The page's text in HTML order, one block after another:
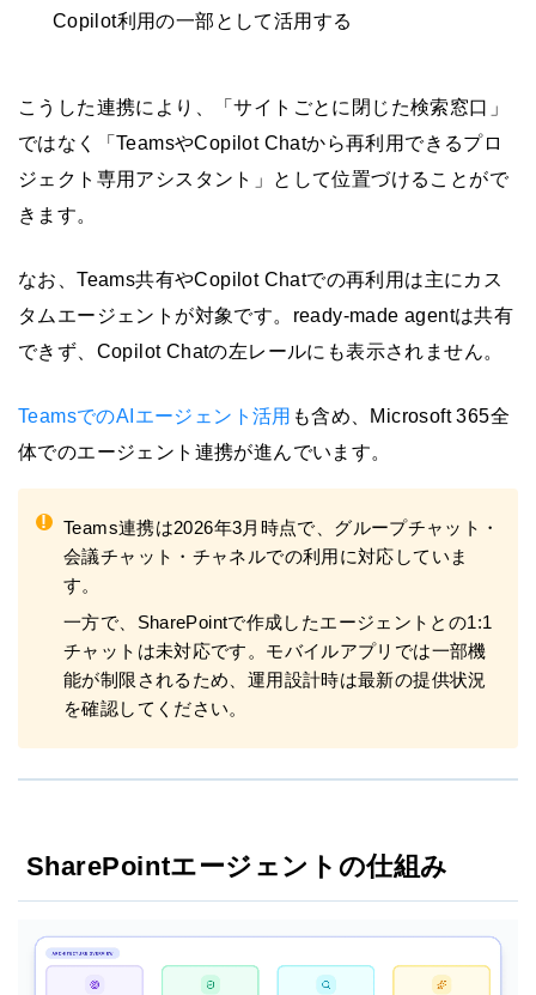
Copilot利用の一部として活用する
こうした連携により、「サイトごとに閉じた検索窓口」
ではなく「TeamsやCopilot Chatから再利用できるプロ
ジェクト専用アシスタント」として位置づけることがで
きます。
なお、Teams共有やCopilot Chatでの再利用は主にカス
タムエージェントが対象です。ready-made agentは共有
できず、Copilot Chatの左レールにも表示されません。
TeamsでのAIエージェント活用 も含め、Microsoft 365全
体でのエージェント連携が進んでいます。
!
Teams連携は2026年3月時点で、グループチャット・
会議チャット・チャネルでの利用に対応していま
す。
一方で、SharePointで作成したエージェントとの1:1
チャットは未対応です。モバイルアプリでは一部機
能が制限されるため、運用設計時は最新の提供状況
を確認してください。
SharePointエージェントの仕組み